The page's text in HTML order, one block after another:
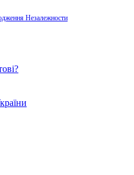
Незалежности